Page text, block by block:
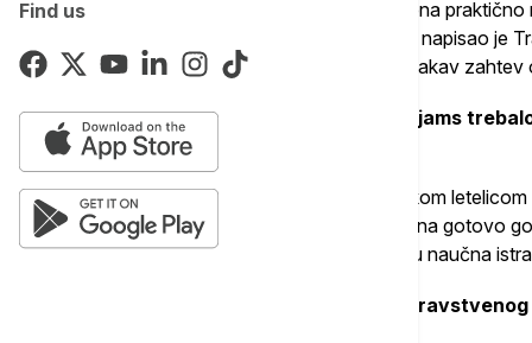
Find us(bivšeg predsednika SAD Džozefa) Bajdena
Nadam se da će sve biti sigurno. Srećno", napisao je
Social), dok je Mask potvrdio da je dobio takav zahtev
Astronauti NASA Buč Vilmor i Suni Vilijams
avgustu.
Njih dvoje su prošlog leta odleteli svemirskom
umesto predviđenih osam dana produžila na gotovo
letelice, tako da njih dvoje na ISS obavljaju naučna
NASA je saopštila da su oni dobrog